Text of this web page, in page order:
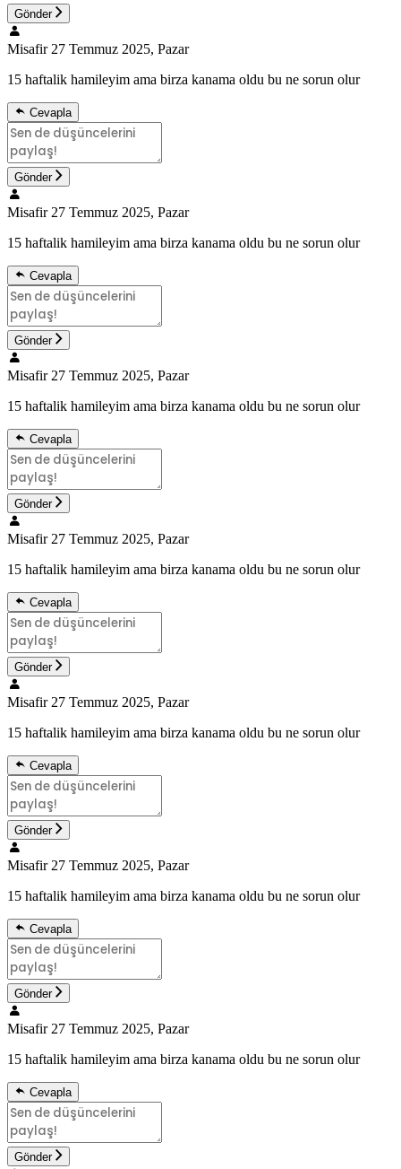
Gönder
Misafir 27 Temmuz 2025, Pazar
15 haftalik hamileyim ama birza kanama oldu bu ne sorun olur
Cevapla
Gönder
Misafir 27 Temmuz 2025, Pazar
15 haftalik hamileyim ama birza kanama oldu bu ne sorun olur
Cevapla
Gönder
Misafir 27 Temmuz 2025, Pazar
15 haftalik hamileyim ama birza kanama oldu bu ne sorun olur
Cevapla
Gönder
Misafir 27 Temmuz 2025, Pazar
15 haftalik hamileyim ama birza kanama oldu bu ne sorun olur
Cevapla
Gönder
Misafir 27 Temmuz 2025, Pazar
15 haftalik hamileyim ama birza kanama oldu bu ne sorun olur
Cevapla
Gönder
Misafir 27 Temmuz 2025, Pazar
15 haftalik hamileyim ama birza kanama oldu bu ne sorun olur
Cevapla
Gönder
Misafir 27 Temmuz 2025, Pazar
15 haftalik hamileyim ama birza kanama oldu bu ne sorun olur
Cevapla
Gönder